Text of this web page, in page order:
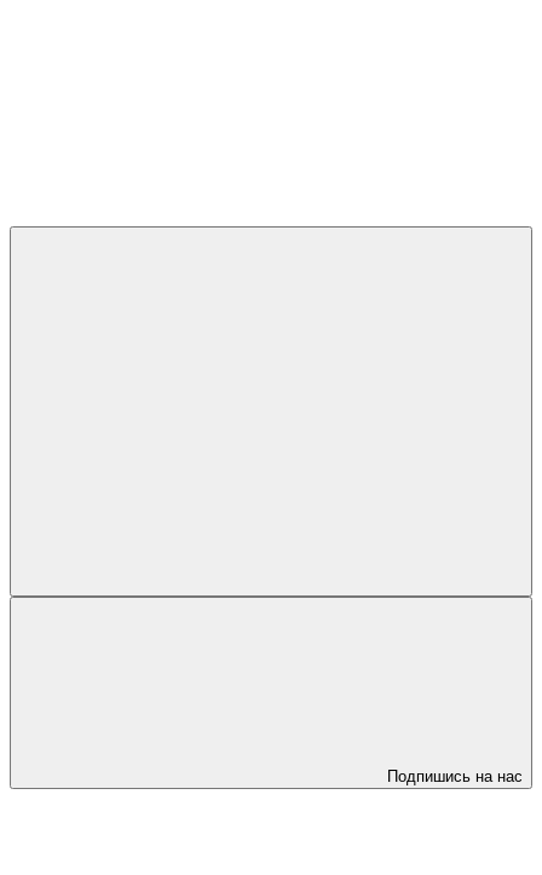
Подпишись на нас